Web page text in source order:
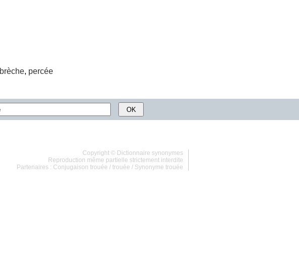
brèche, percée
Copyright © Dictionnaire synonymes
Reproduction même partielle strictement interdite
Partenaires : Conjugaison trouée / trouée / Synonyme trouée